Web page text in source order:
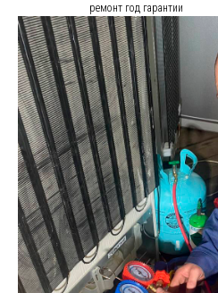
ремонт год гарантии